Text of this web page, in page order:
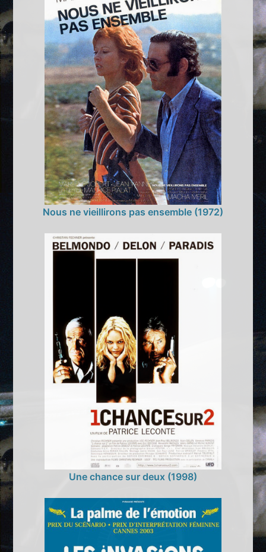
Nous ne vieillirons pas ensemble (1972)
Une chance sur deux (1998)